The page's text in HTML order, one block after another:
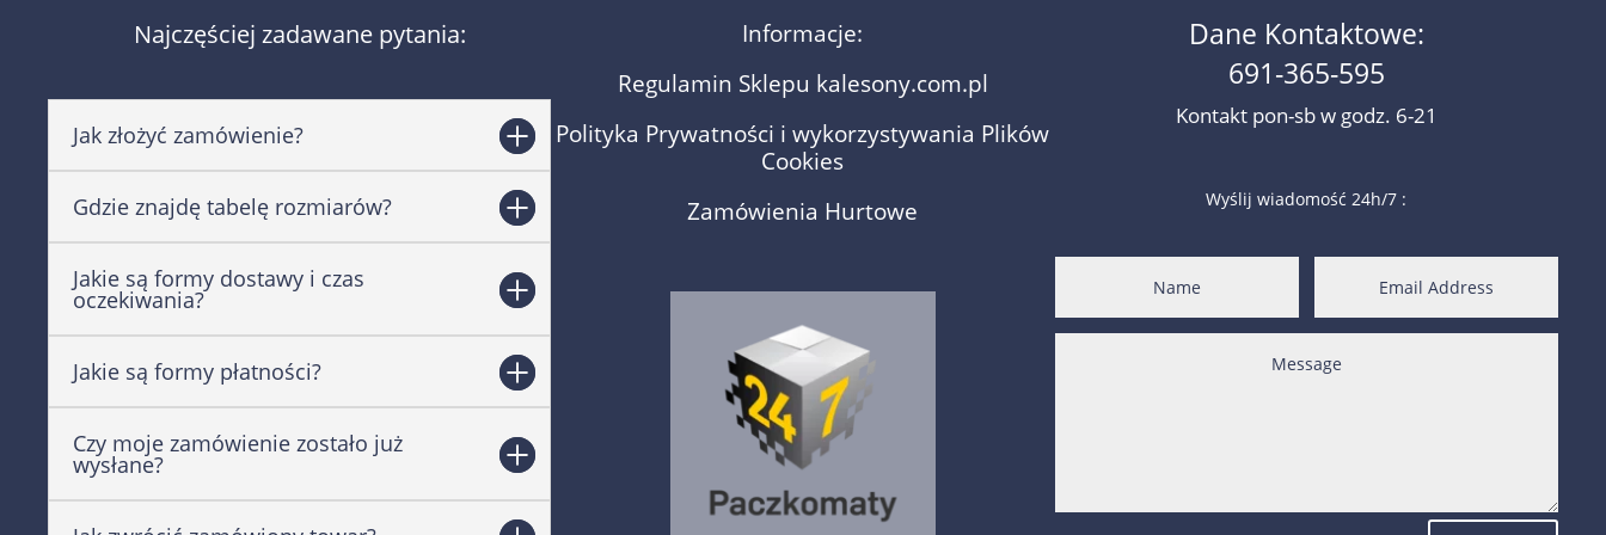
Najczęściej zadawane pytania:
Jak złożyć zamówienie?
Gdzie znajdę tabelę rozmiarów?
Jakie są formy dostawy i czas
oczekiwania?
Jakie są formy płatności?
Czy moje zamówienie zostało już
wysłane?
Informacje:
Regulamin Sklepu kalesony.com.pl
Polityka Prywatności i wykorzystywania Plików
Cookies
Zamówienia Hurtowe
Dane Kontaktowe:
691-365-595
Kontakt pon-sb w godz. 6-21
Wyślij wiadomość 24h/7 :